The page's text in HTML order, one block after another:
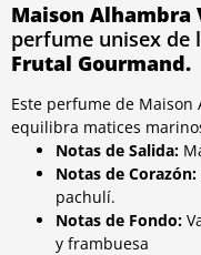
Maison Alhambra
perfume unisex de
Frutal Gourmand.
Este perfume de Maison
equilibra matices
Notas de Salida:
Notas de Corazón:
pachulí.
Notas de Fondo:
y frambuesa